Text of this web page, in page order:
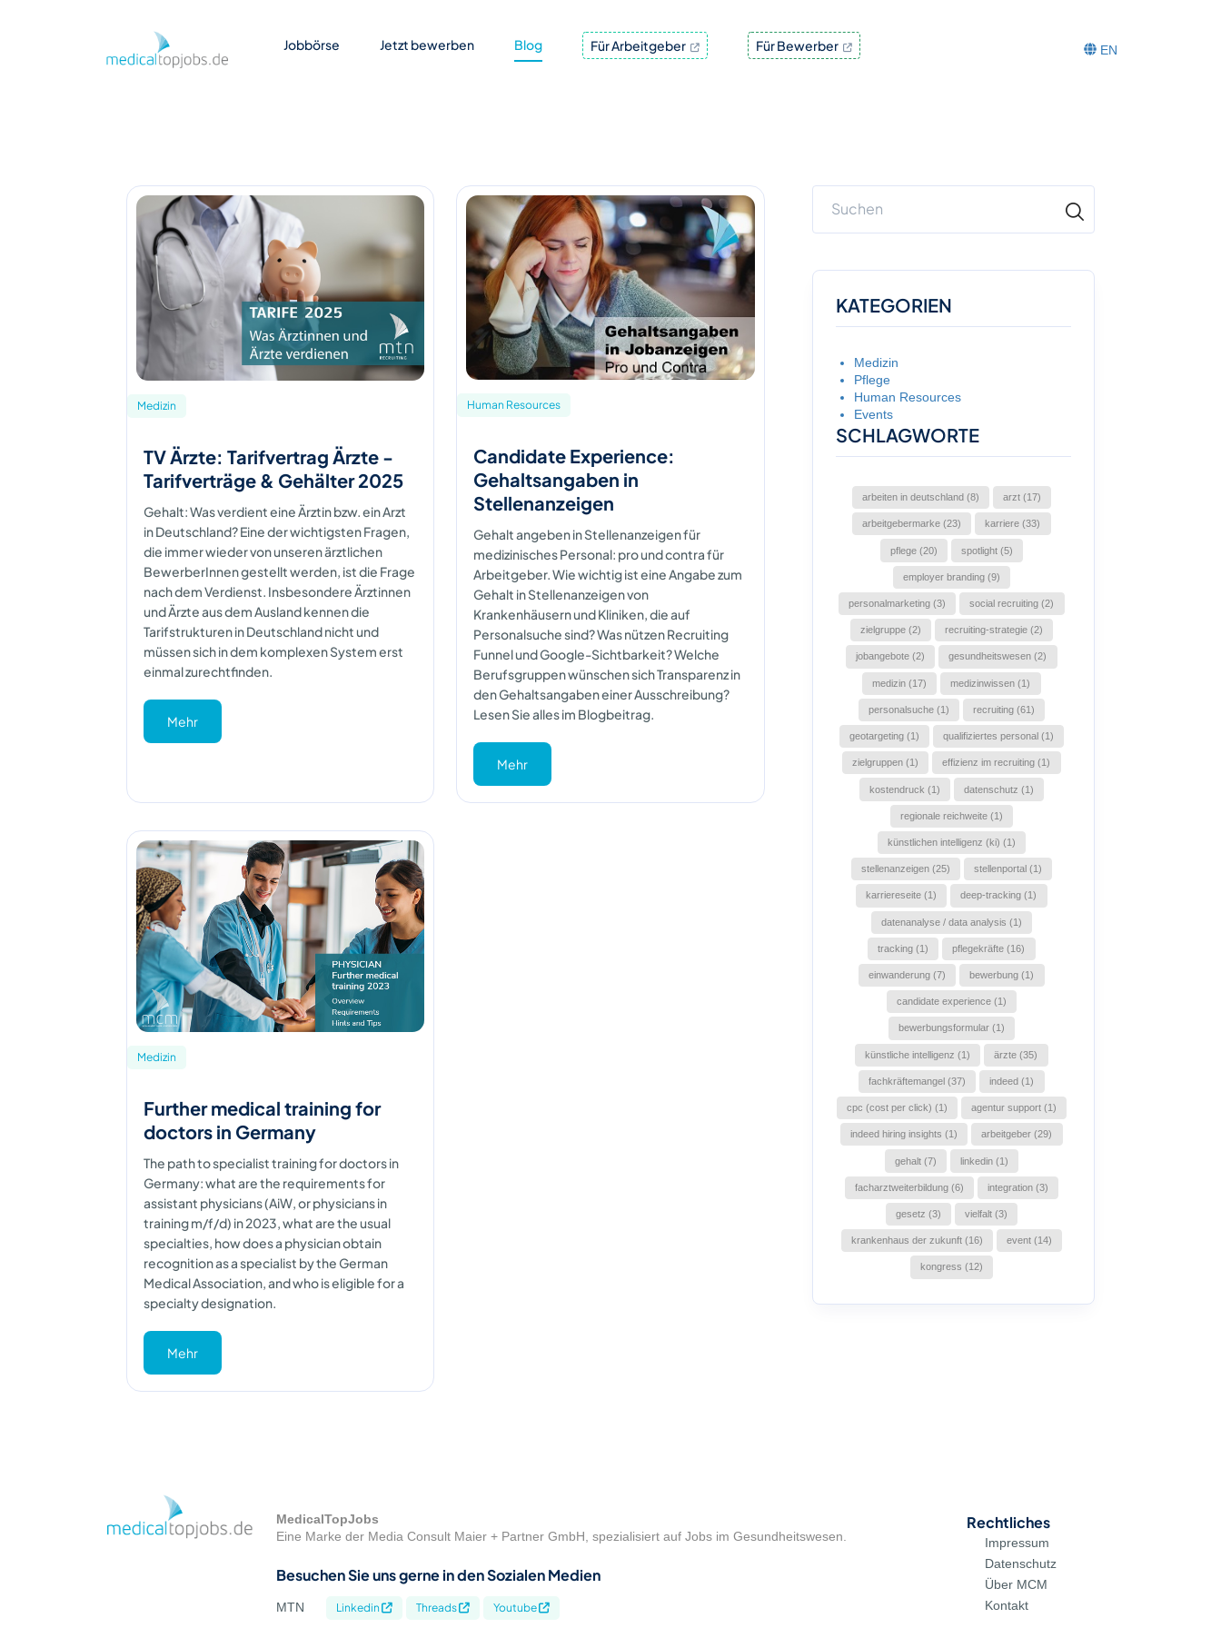
Jobbörse Jetzt bewerben Blog Für Arbeitgeber Für Bewerber EN
Medizin
TV Ärzte: Tarifvertrag Ärzte -
Tarifverträge & Gehälter 2025
Gehalt: Was verdient eine Ärztin bzw. ein Arzt
in Deutschland? Eine der wichtigsten Fragen,
die immer wieder von unseren ärztlichen
BewerberInnen gestellt werden, ist die Frage
nach dem Verdienst. Insbesondere Ärztinnen
und Ärzte aus dem Ausland kennen die
Tarifstrukturen in Deutschland nicht und
müssen sich in dem komplexen System erst
einmal zurechtfinden.
Mehr
Human Resources
Candidate Experience:
Gehaltsangaben in
Stellenanzeigen
Gehalt angeben in Stellenanzeigen für
medizinisches Personal: pro und contra für
Arbeitgeber. Wie wichtig ist eine Angabe zum
Gehalt in Stellenanzeigen von
Krankenhäusern und Kliniken, die auf
Personalsuche sind? Was nützen Recruiting
Funnel und Google-Sichtbarkeit? Welche
Berufsgruppen wünschen sich Transparenz in
den Gehaltsangaben einer Ausschreibung?
Lesen Sie alles im Blogbeitrag.
Mehr
Medizin
Further medical training for
doctors in Germany
The path to specialist training for doctors in
Germany: what are the requirements for
assistant physicians (AiW, or physicians in
training m/f/d) in 2023, what are the usual
specialties, how does a physician obtain
recognition as a specialist by the German
Medical Association, and who is eligible for a
specialty designation.
Mehr
KATEGORIEN
Medizin
Pflege
Human Resources
Events
SCHLAGWORTE
arbeiten in deutschland (8) arzt (17)
arbeitgebermarke (23) karriere (33)
pflege (20) spotlight (5)
employer branding (9)
personalmarketing (3) social recruiting (2)
zielgruppe (2) recruiting-strategie (2)
jobangebote (2) gesundheitswesen (2)
medizin (17) medizinwissen (1)
personalsuche (1) recruiting (61)
geotargeting (1) qualifiziertes personal (1)
zielgruppen (1) effizienz im recruiting (1)
kostendruck (1) datenschutz (1)
regionale reichweite (1)
künstlichen intelligenz (ki) (1)
stellenanzeigen (25) stellenportal (1)
karriereseite (1) deep-tracking (1)
datenanalyse / data analysis (1)
tracking (1) pflegekräfte (16)
einwanderung (7) bewerbung (1)
candidate experience (1)
bewerbungsformular (1)
künstliche intelligenz (1) ärzte (35)
fachkräftemangel (37) indeed (1)
cpc (cost per click) (1) agentur support (1)
indeed hiring insights (1) arbeitgeber (29)
gehalt (7) linkedin (1)
facharztweiterbildung (6) integration (3)
gesetz (3) vielfalt (3)
krankenhaus der zukunft (16) event (14)
kongress (12)
MedicalTopJobs
Eine Marke der Media Consult Maier + Partner GmbH, spezialisiert auf Jobs im Gesundheitswesen.
Besuchen Sie uns gerne in den Sozialen Medien
MTN Linkedin Threads Youtube
Rechtliches
Impressum
Datenschutz
Über MCM
Kontakt